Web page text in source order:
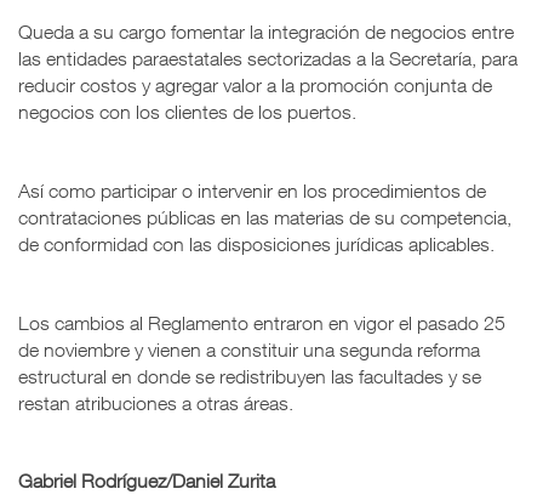
Queda a su cargo fomentar la integración de negocios entre
las entidades paraestatales sectorizadas a la Secretaría, para
reducir costos y agregar valor a la promoción conjunta de
negocios con los clientes de los puertos.
Así como participar o intervenir en los procedimientos de
contrataciones públicas en las materias de su competencia,
de conformidad con las disposiciones jurídicas aplicables.
Los cambios al Reglamento entraron en vigor el pasado 25
de noviembre y vienen a constituir una segunda reforma
estructural en donde se redistribuyen las facultades y se
restan atribuciones a otras áreas.
Gabriel Rodríguez/Daniel Zurita